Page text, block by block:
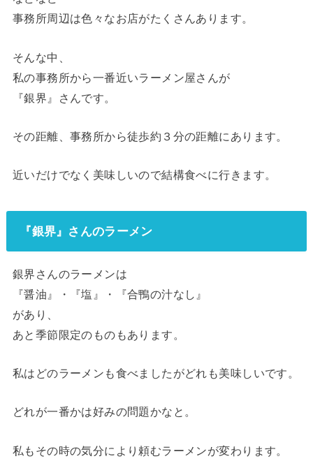
事務所周辺は色々なお店がたくさんあります。
そんな中、
私の事務所から一番近いラーメン屋さんが
『銀界』さんです。
その距離、事務所から徒歩約３分の距離にあります。
近いだけでなく美味しいので結構食べに行きます。
『銀界』さんのラーメン
銀界さんのラーメンは
『醤油』・『塩』・『合鴨の汁なし』
があり、
あと季節限定のものもあります。
私はどのラーメンも食べましたがどれも美味しいです。
どれが一番かは好みの問題かなと。
私もその時の気分により頼むラーメンが変わります。